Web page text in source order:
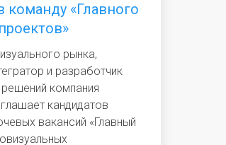
«Главного
рынка,
и разработчик
компания
кандидатов
вакансий «Главный